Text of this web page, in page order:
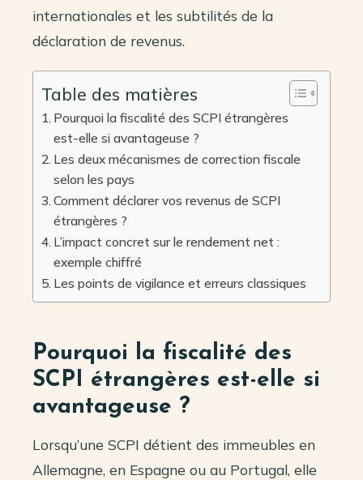
internationales et les subtilités de la
déclaration de revenus.
Table des matières
Pourquoi la fiscalité des SCPI étrangères
est-elle si avantageuse ?
Les deux mécanismes de correction fiscale
selon les pays
Comment déclarer vos revenus de SCPI
étrangères ?
L’impact concret sur le rendement net :
exemple chiffré
Les points de vigilance et erreurs classiques
Pourquoi la fiscalité des
SCPI étrangères est-elle si
avantageuse ?
Lorsqu’une SCPI détient des immeubles en
Allemagne, en Espagne ou au Portugal, elle